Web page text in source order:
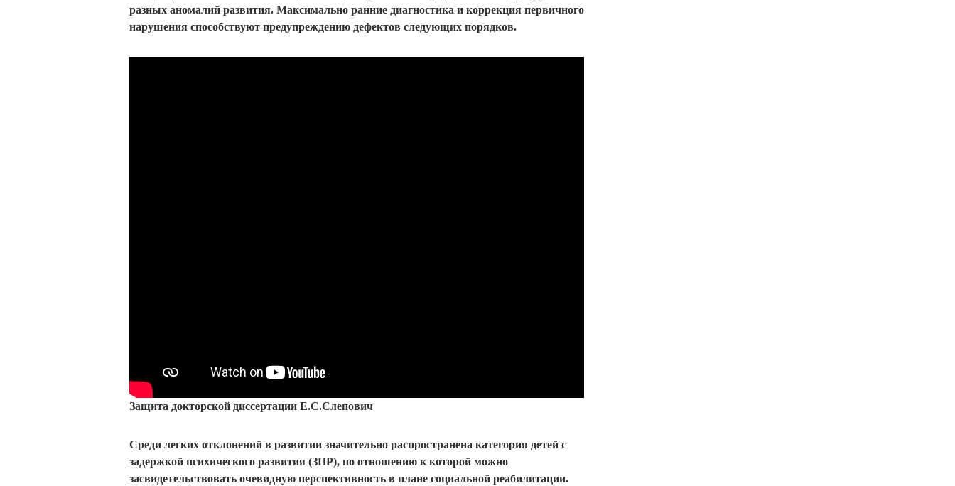
разных аномалий развития. Максимально ранние диагностика и коррекция первичного
нарушения способствуют предупреждению дефектов следующих порядков.
Защита докторской диссертации Е.С.Слепович
Среди легких отклонений в развитии значительно распространена категория детей с
задержкой психического развития (ЗПР), по отношению к которой можно
засвидетельствовать очевидную перспективность в плане социальной реабилитации.